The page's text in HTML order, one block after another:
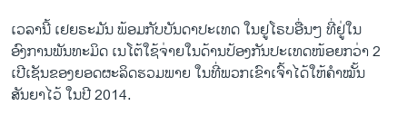
ເວລານີ້ ເຢຍຣະມັນ ພ້ອມກັບບັນດາປະເທດ ໃນຢູໂຣບອື່ນໆ ທີ່ຢູ່ໃນ
ອົງການພັນທະມິດ ເນໂຕ້ໃຊ້ຈ່າຍໃນດ້ານປ້ອງກັນປະເທດໜ້ອຍກວ່າ 2
ເປີເຊັນຂອງຍອດຜະລິດຮວມພາຍ ໃນທີ່ພວກເຂົາເຈົ້າໄດ້ໃຫ້ຄຳໝັ້ນ
ສັນຍາໄວ້ ໃນປີ 2014.